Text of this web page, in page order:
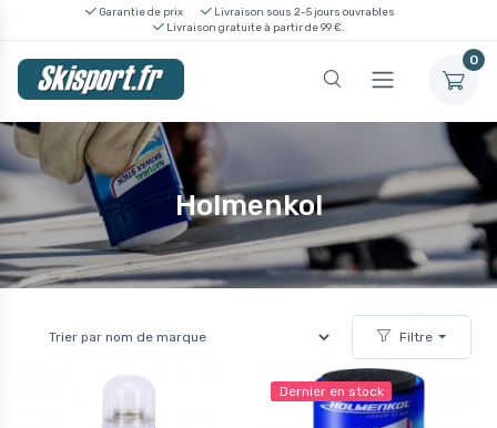
Garantie de prix
Livraison sous 2-5 jours ouvrables
Livraison gratuite à partir de 99 €.
0
Holmenkol
Filtre
Dernier en stock